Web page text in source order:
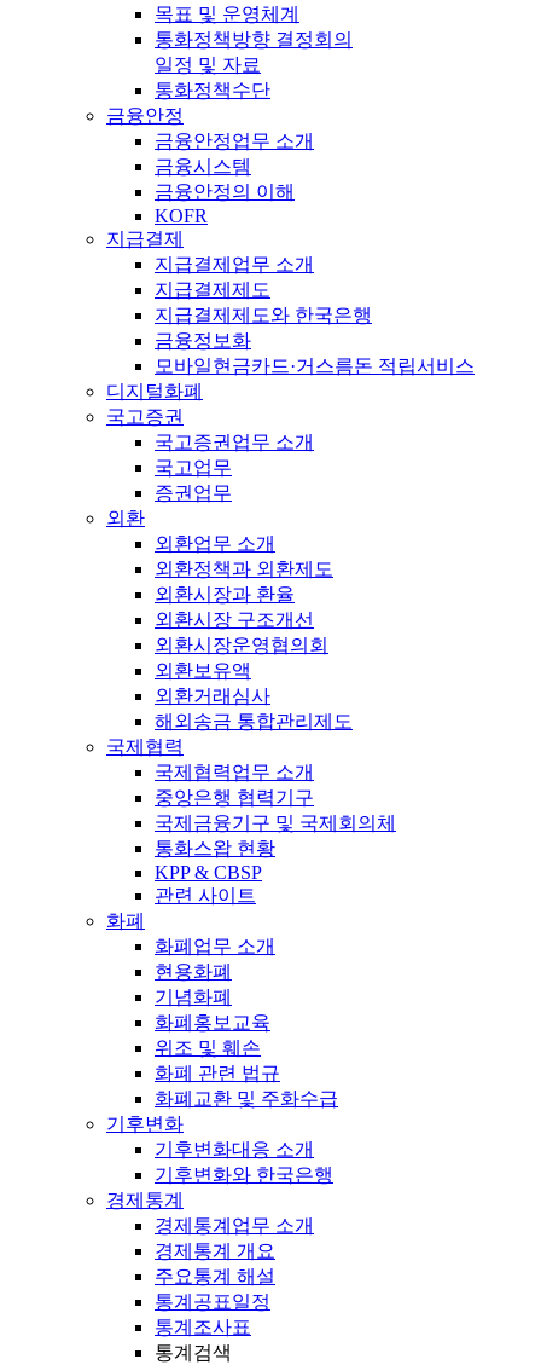
목표 및 운영체계
통화정책방향 결정회의
일정 및 자료
통화정책수단
금융안정
금융안정업무 소개
금융시스템
금융안정의 이해
KOFR
지급결제
지급결제업무 소개
지급결제제도
지급결제제도와 한국은행
금융정보화
모바일현금카드·거스름돈 적립서비스
디지털화폐
국고증권
국고증권업무 소개
국고업무
증권업무
외환
외환업무 소개
외환정책과 외환제도
외환시장과 환율
외환시장 구조개선
외환시장운영협의회
외환보유액
외환거래심사
해외송금 통합관리제도
국제협력
국제협력업무 소개
중앙은행 협력기구
국제금융기구 및 국제회의체
통화스왑 현황
KPP & CBSP
관련 사이트
화폐
화폐업무 소개
현용화폐
기념화폐
화폐홍보교육
위조 및 훼손
화폐 관련 법규
화폐교환 및 주화수급
기후변화
기후변화대응 소개
기후변화와 한국은행
경제통계
경제통계업무 소개
경제통계 개요
주요통계 해설
통계공표일정
통계조사표
통계검색